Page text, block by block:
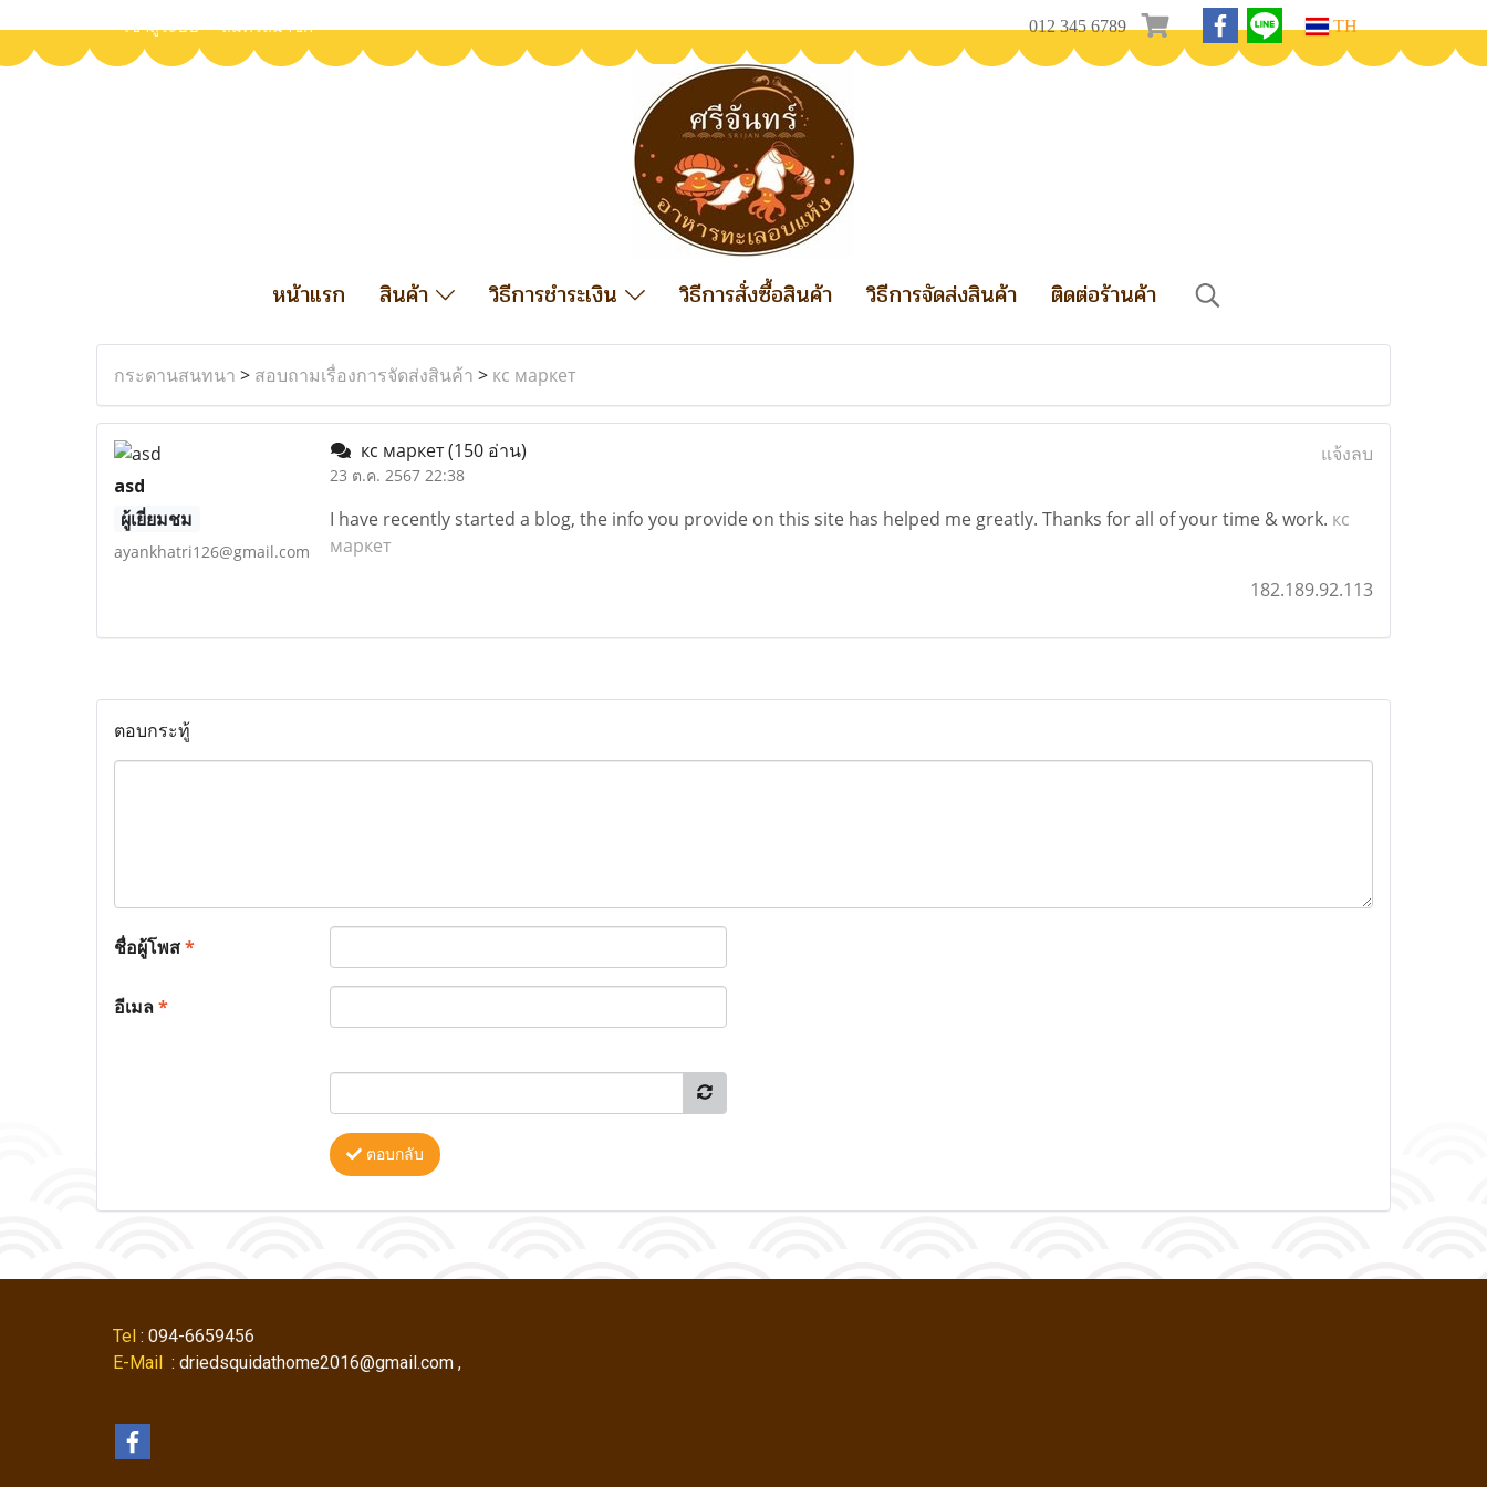
เข้าสู่ระบบ สมัครสมาชิก 012 345 6789 TH
หน้าแรก สินค้า วิธีการชำระเงิน วิธีการสั่งซื้อสินค้า วิธีการจัดส่งสินค้า ติดต่อร้านค้า
กระดานสนทนา > สอบถามเรื่องการจัดส่งสินค้า > кс маркет
asd
ผู้เยี่ยมชม
ayankhatri126@gmail.com
кс маркет(150 อ่าน)
23 ต.ค. 2567 22:38
แจ้งลบ
I have recently started a blog, the info you provide on this site has helped me greatly. Thanks for all of your time & work. кс
маркет
182.189.92.113
ตอบกระทู้
ชื่อผู้โพส*
อีเมล*
ตอบกลับ
Tel : 094-6659456
E-Mail : driedsquidathome2016@gmail.com ,